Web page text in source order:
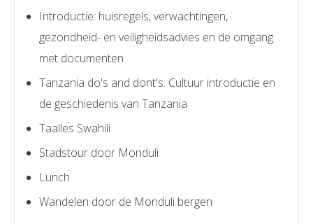
Introductie: huisregels, verwachtingen,
gezondheid- en veiligheidsadvies en de omgang
met documenten
Tanzania do's and dont's. Cultuur introductie en
de geschiedenis van Tanzania
Taalles Swahili
Stadstour door Monduli
Lunch
Wandelen door de Monduli bergen